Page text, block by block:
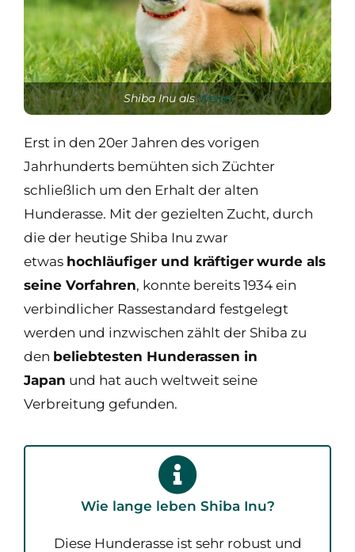
Shiba Inu alsWelpe
Erst in den 20er Jahren des vorigen
Jahrhunderts bemühten sich Züchter
schließlich um den Erhalt der alten
Hunderasse. Mit der gezielten Zucht, durch
die der heutige Shiba Inu zwar
etwas hochläufiger und kräftiger wurde als
seine Vorfahren, konnte bereits 1934 ein
verbindlicher Rassestandard festgelegt
werden und inzwischen zählt der Shiba zu
den beliebtesten Hunderassen in
Japan und hat auch weltweit seine
Verbreitung gefunden.
Wie lange leben Shiba Inu?​
Diese Hunderasse ist sehr robust und